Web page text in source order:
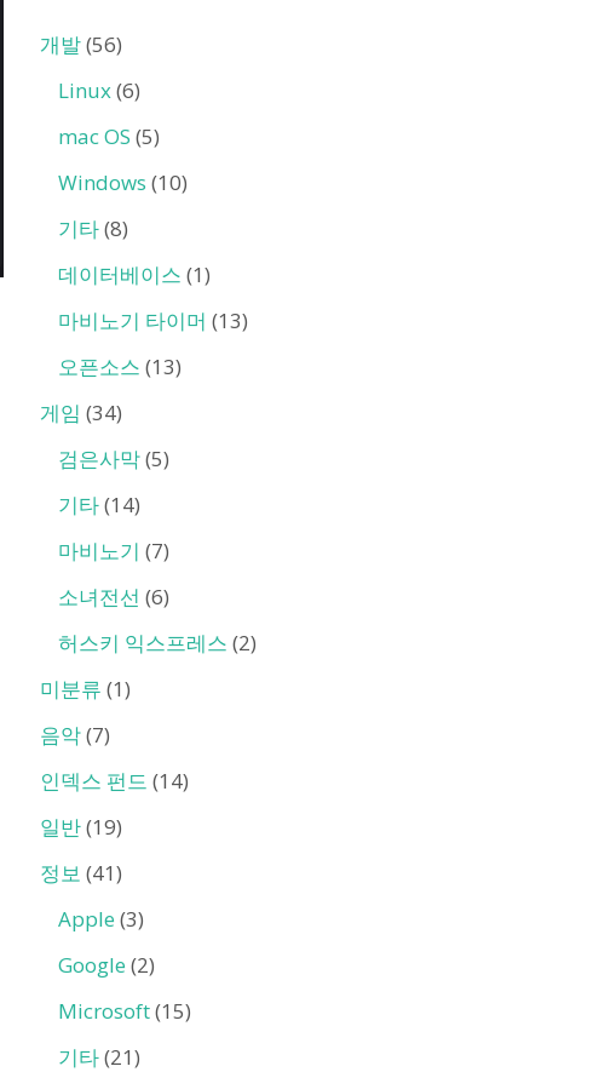
개발(56)
Linux(6)
mac OS (5)
Windows (10)
기타(8)
데이터베이스 (1)
마비노기 타이머 (13)
오픈소스 (13)
게임 (34)
검은사막(5)
기타(14)
마비노기 (7)
소녀전선 (6)
허스키 익스프레스 (2)
미분류 (1)
음악(7)
인덱스 펀드 (14)
일반(19)
정보 (41)
Apple (3)
Google (2)
Microsoft(15)
기타(21)